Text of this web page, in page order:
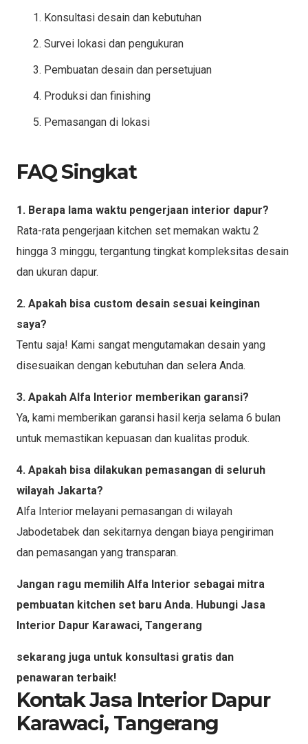
Konsultasi desain dan kebutuhan
Survei lokasi dan pengukuran
Pembuatan desain dan persetujuan
Produksi dan finishing
Pemasangan di lokasi
FAQ Singkat
1. Berapa lama waktu pengerjaan interior dapur?
Rata-rata pengerjaan kitchen set memakan waktu 2
hingga 3 minggu, tergantung tingkat kompleksitas desain
dan ukuran dapur.
2. Apakah bisa custom desain sesuai keinginan
saya?
Tentu saja! Kami sangat mengutamakan desain yang
disesuaikan dengan kebutuhan dan selera Anda.
3. Apakah Alfa Interior memberikan garansi?
Ya, kami memberikan garansi hasil kerja selama 6 bulan
untuk memastikan kepuasan dan kualitas produk.
4. Apakah bisa dilakukan pemasangan di seluruh
wilayah Jakarta?
Alfa Interior melayani pemasangan di wilayah
Jabodetabek dan sekitarnya dengan biaya pengiriman
dan pemasangan yang transparan.
Jangan ragu memilih Alfa Interior sebagai mitra
pembuatan kitchen set baru Anda. Hubungi Jasa
Interior Dapur Karawaci, Tangerang
sekarang juga untuk konsultasi gratis dan
penawaran terbaik!
Kontak Jasa Interior Dapur
Karawaci, Tangerang